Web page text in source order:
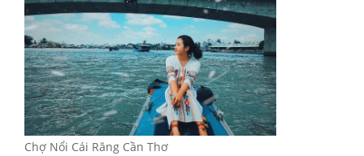
Chợ Nổi Cái Răng Cần Thơ